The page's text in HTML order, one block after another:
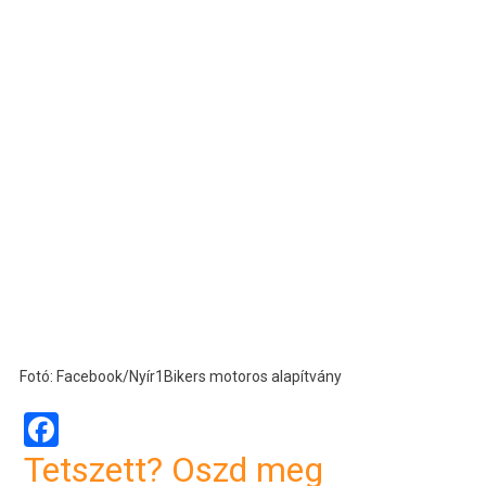
Fotó: Facebook/Nyír1Bikers motoros alapítvány
Facebook
Tetszett? Oszd meg